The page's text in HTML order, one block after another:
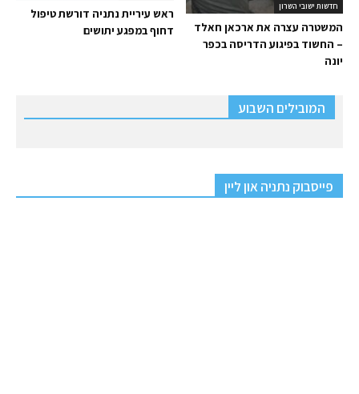
ראש עיריית נתניה דורשת טיפול
דחוף במפגע יתושים
חדשות ישובי השרון
המשטרה עצרה את ארכאן חאלד
– החשוד בפיגוע הדריסה בכפר
יונה
המובילים השבוע
פייסבוק נתניה און ליין